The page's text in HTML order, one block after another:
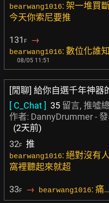
bearwang1016: 架一堆買
今天你索尼要推
131 F →
bearwang1016: 數位化誰
08/05 11:51
[閒聊] 給你自選千年神器
[ C_Chat ] 35 留言, 推噓
作者: DannyDrummer-
(2天前)
32F 推
bearwang1016: 絕對沒有
窩裡聽起來就超
33F → bearwang1016: 痛